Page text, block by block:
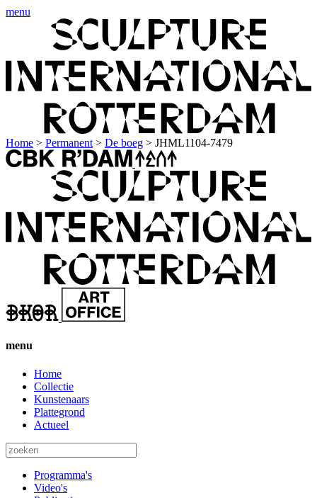
menu
Home > Permanent > De boeg > JHML1104-7479
menu
Home
Collectie
Kunstenaars
Plattegrond
Actueel
Programma's
Video's